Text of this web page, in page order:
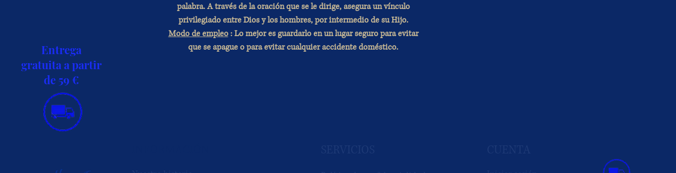
Entrega
gratuita a partir
de 59 €
palabra. A través de la oración que se le dirige, asegura un vínculo
privilegiado entre Dios y los hombres, por intermedio de su Hijo.
Modo de empleo: Lo mejor es guardarlo en un lugar seguro para evitar
que se apague o para evitar cualquier accidente doméstico.